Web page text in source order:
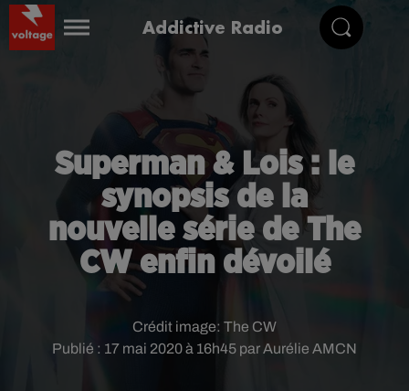
Addictive Radio
Superman & Lois : le
synopsis de la
nouvelle série de The
CW enfin dévoilé
Publié : 17 mai 2020 à 16h45 par Aurélie AMCN
Crédit image: The CW